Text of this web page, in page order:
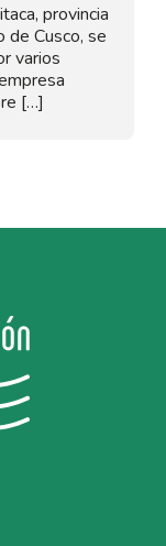
provincia
de Cusco, se
varios
[…]